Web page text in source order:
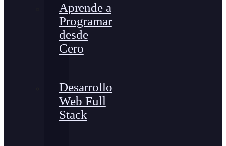
Aprende a
Programar
desde
Cero
Desarrollo
Web Full
Stack